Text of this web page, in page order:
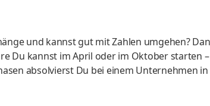
und kannst gut mit Zahlen umgehen?
Du kannst im April oder im Oktober starten
absolvierst Du bei einem Unternehmen
– und kannst Dich so noch